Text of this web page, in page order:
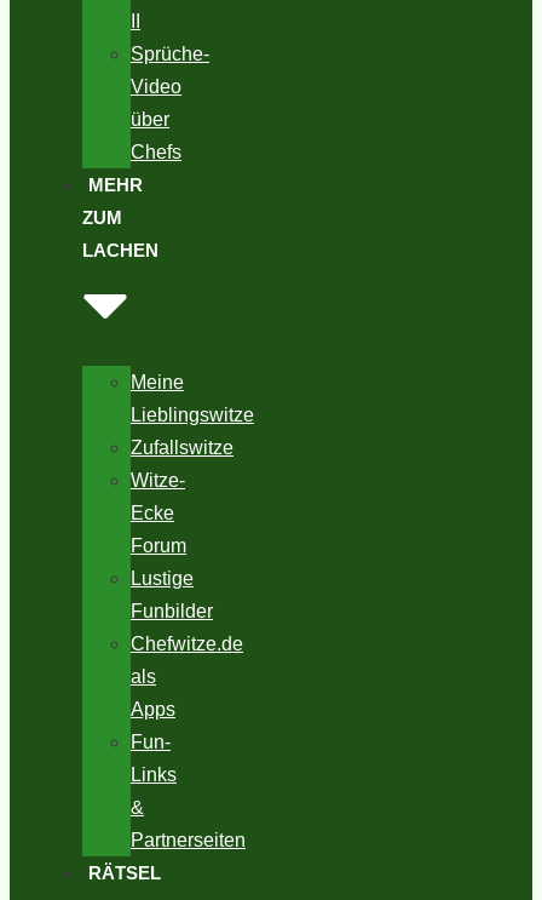
Sprüche-
Video
über
Chefs
MEHR
ZUM
LACHEN
Meine
Lieblingswitze
Zufallswitze
Witze-
Ecke
Forum
Lustige
Funbilder
Chefwitze.de
als
Apps
Fun-
Links
&
Partnerseiten
RÄTSEL